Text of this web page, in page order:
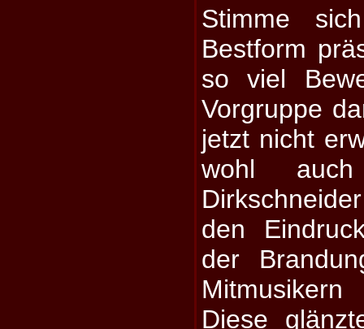
Stimme
Bestform
so viel
Vorgruppe
jetzt nicht
wohl
den
der
Diese